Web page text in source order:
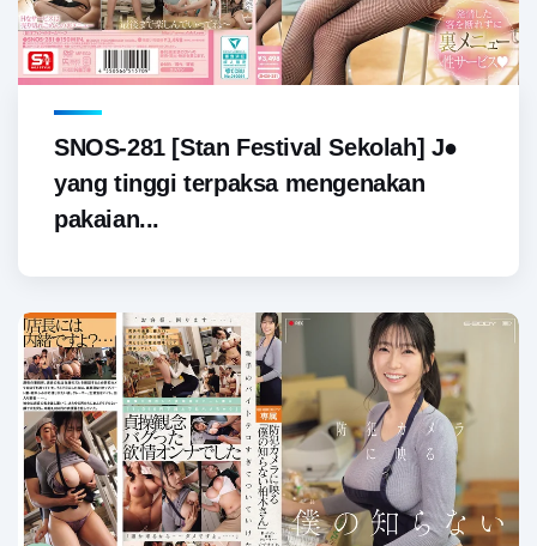
SNOS-281 [Stan Festival Sekolah] J●
yang tinggi terpaksa mengenakan
pakaian...